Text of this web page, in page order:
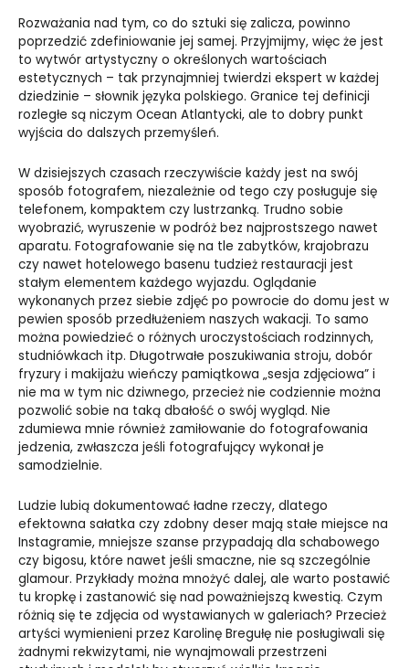
Rozważania nad tym, co do sztuki się zalicza, powinno
poprzedzić zdefiniowanie jej samej. Przyjmijmy, więc że jest
to wytwór artystyczny o określonych wartościach
estetycznych – tak przynajmniej twierdzi ekspert w każdej
dziedzinie – słownik języka polskiego. Granice tej definicji
rozległe są niczym Ocean Atlantycki, ale to dobry punkt
wyjścia do dalszych przemyśleń.
W dzisiejszych czasach rzeczywiście każdy jest na swój
sposób fotografem, niezależnie od tego czy posługuje się
telefonem, kompaktem czy lustrzanką. Trudno sobie
wyobrazić, wyruszenie w podróż bez najprostszego nawet
aparatu. Fotografowanie się na tle zabytków, krajobrazu
czy nawet hotelowego basenu tudzież restauracji jest
stałym elementem każdego wyjazdu. Oglądanie
wykonanych przez siebie zdjęć po powrocie do domu jest w
pewien sposób przedłużeniem naszych wakacji. To samo
można powiedzieć o różnych uroczystościach rodzinnych,
studniówkach itp. Długotrwałe poszukiwania stroju, dobór
fryzury i makijażu wieńczy pamiątkowa „sesja zdjęciowa” i
nie ma w tym nic dziwnego, przecież nie codziennie można
pozwolić sobie na taką dbałość o swój wygląd. Nie
zdumiewa mnie również zamiłowanie do fotografowania
jedzenia, zwłaszcza jeśli fotografujący wykonał je
samodzielnie.
Ludzie lubią dokumentować ładne rzeczy, dlatego
efektowna sałatka czy zdobny deser mają stałe miejsce na
Instagramie, mniejsze szanse przypadają dla schabowego
czy bigosu, które nawet jeśli smaczne, nie są szczególnie
glamour. Przykłady można mnożyć dalej, ale warto postawić
tu kropkę i zastanowić się nad poważniejszą kwestią. Czym
różnią się te zdjęcia od wystawianych w galeriach? Przecież
artyści wymienieni przez Karolinę Bregułę nie posługiwali się
żadnymi rekwizytami, nie wynajmowali przestrzeni